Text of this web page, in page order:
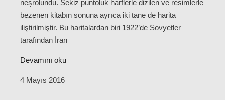
neşrolundu. Sekiz puntoluk harflerle dizilen ve resimlerle
bezenen kitabın sonuna ayrıca iki tane de harita
iliştirilmiştir. Bu haritalardan biri 1922’de Sovyetler
tarafından İran
Devamını oku
4 Mayıs 2016